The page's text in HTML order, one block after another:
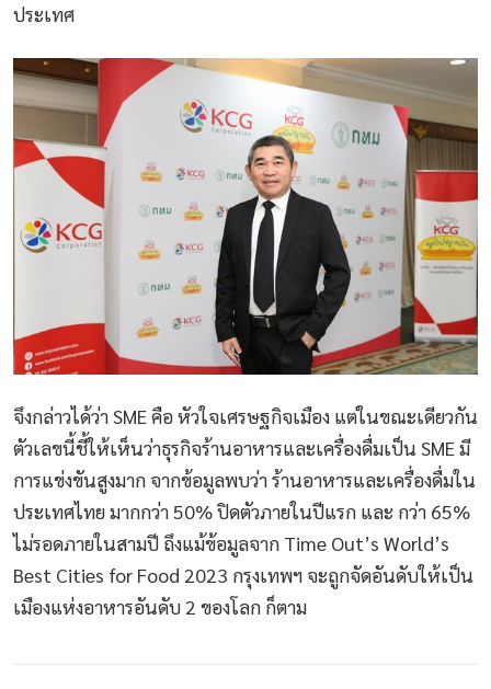
ประเทศ
จึงกล่าวได้ว่า SME คือ หัวใจเศรษฐกิจเมือง แต่ในขณะเดียวกัน
ตัวเลขนี้ชี้ให้เห็นว่าธุรกิจร้านอาหารและเครื่องดื่มเป็น SME มี
การแข่งขันสูงมาก จากข้อมูลพบว่า ร้านอาหารและเครื่องดื่มใน
ประเทศไทย มากกว่า 50% ปิดตัวภายในปีแรก และ กว่า 65%
ไม่รอดภายในสามปี ถึงแม้ข้อมูลจาก Time Out’s World’s
Best Cities for Food 2023 กรุงเทพฯ จะถูกจัดอันดับให้เป็น
เมืองแห่งอาหารอันดับ 2 ของโลก ก็ตาม